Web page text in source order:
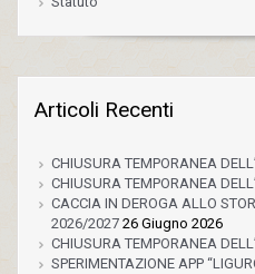
Articoli Recenti
CHIUSURA TEMPORANEA
CHIUSURA TEMPORANEA
CACCIA IN DEROGA ALLO
2026/2027 26 Giugno 2026
CHIUSURA TEMPORANEA
SPERIMENTAZIONE APP